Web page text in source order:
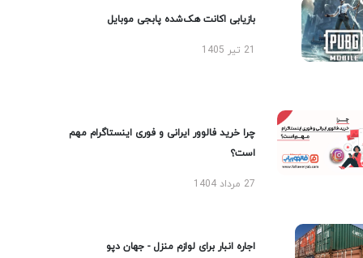
بازیابی اکانت هک‌شده پابجی موبایل
چرا خرید فالوور ایرانی و فوری اینستاگرام مهم
است؟
27 مرداد 1404
اجاره انبار برای لوازم منزل - جهان دپو